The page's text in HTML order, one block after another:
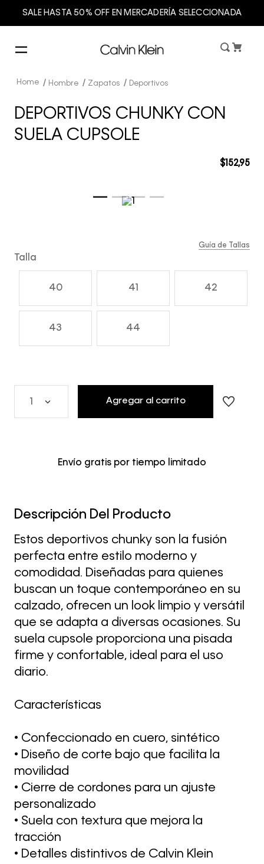
SALE HASTA 50% OFF EN MERCADERÍA SELECCIONADA
Hombre Zapatos Deportivos
DEPORTIVOS CHUNKY CON
SUELA CUPSOLE
$152,95
Talla
40 41 42
43 44
Guía de Tallas
Agregar al carrito
Envío gratis por tiempo limitado
Descripción Del Producto
Estos deportivos chunky son la fusión
perfecta entre estilo moderno y
comodidad. Diseñadas para quienes
buscan un toque contemporáneo en su
calzado, ofrecen un look limpio y versátil
que se adapta a diversas ocasiones. Su
suela cupsole proporciona una pisada
firme y confortable, ideal para el uso
diario.
Características
• Confeccionado en cuero, sintético
• Diseño de corte bajo que facilita la
movilidad
• Cierre de cordones para un ajuste
personalizado
• Suela con textura que mejora la
tracción
• Detalles distintivos de Calvin Klein